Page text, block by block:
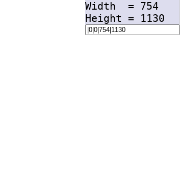
Width = 754
Height = 1130